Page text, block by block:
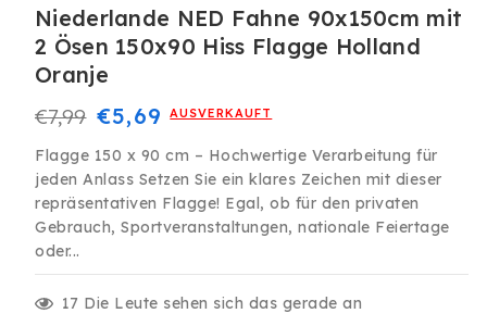
öffnen
insgesamt
Niederlande NED Fahne 90x150cm mit
2 Ösen 150x90 Hiss Flagge Holland
Oranje
Normaler
Preis
€7,99 Verkaufspreis
€5,69 AUSVERKAUFT
Flagge 150 x 90 cm – Hochwertige Verarbeitung für
jeden Anlass Setzen Sie ein klares Zeichen mit dieser
repräsentativen Flagge! Egal, ob für den privaten
Gebrauch, Sportveranstaltungen, nationale Feiertage
oder...
17 Die Leute sehen sich das gerade an